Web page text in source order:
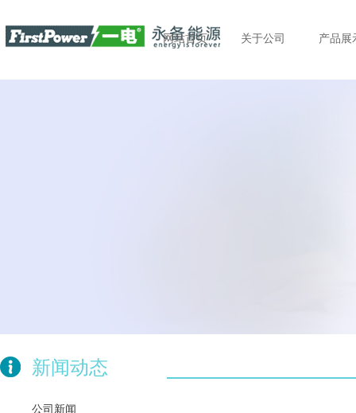
网站首页 关于公司 产品展
新闻动态
公司新闻